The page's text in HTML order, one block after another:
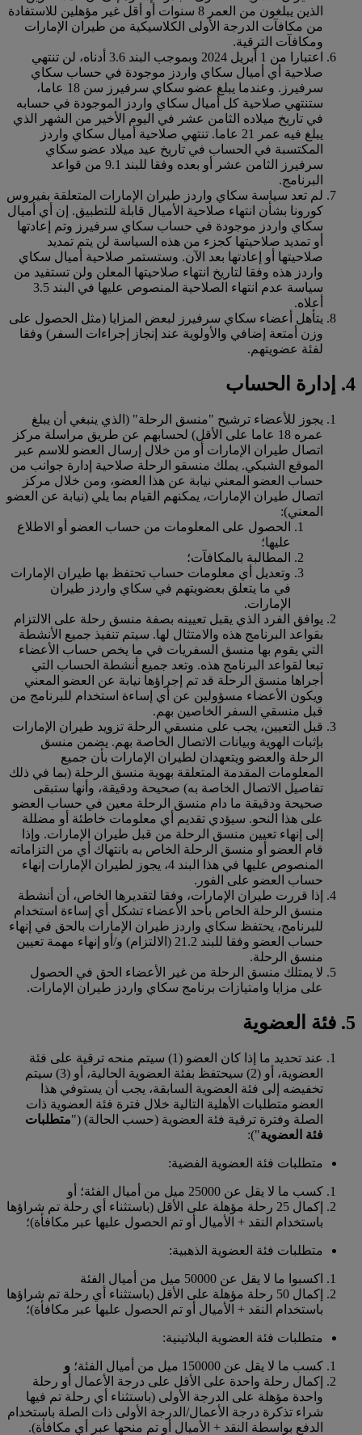
الذين يبلغون من العمر 8 سنوات أو أقل غير مؤهلين للاستفادة
من مكافآت الدرجة الأولى الكلاسيكية من طيران الإمارات
ومكافآت الترقية.
اعتبارا من 1 أبريل 2024 وبموجب البند 3.6 أدناه، لن تنتهي
صلاحية أي أميال سكاي واردز موجودة في حساب سكاي
سرفيرز. وعندما يبلغ عضو سكاي سرفيرز سن 18 عاما،
ستنتهي صلاحية كل أميال سكاي واردز الموجودة في حسابه
في تاريخ ميلاده الثامن عشر في اليوم الأخير من الشهر الذي
يبلغ فيه عمر 21 عاما. تنتهي صلاحية أميال سكاي واردز
المكتسبة في الحساب في تاريخ عيد ميلاد عضو سكاي
سرفيرز الثامن عشر أو بعده وفقا للبند 9.1 من قواعد
البرنامج.
لم تعد سياسة سكاي واردز طيران الإمارات المتعلقة بفيروس
كورونا بشأن انتهاء صلاحية الأميال قابلة للتطبيق. إن أي أميال
سكاي واردز موجودة في حساب سكاي سرفيرز وتم إعادتها
أو تمديد صلاحيتها كجزء من هذه السياسة لن يتم تمديد
صلاحيتها أو إعادتها بعد الآن. وستستمر صلاحية أميال سكاي
واردز هذه وفقا لتاريخ انتهاء صلاحيتها المعلن ولن تستفيد من
سياسة عدم انتهاء الصلاحية المنصوص عليها في البند 3.5
أعلاه.
يتأهل أعضاء سكاي سرفيرز لبعض المزايا (مثل الحصول على
وزن أمتعة إضافي والأولوية عند إنجاز إجراءات السفر) وفقا
لفئة عضويتهم.
4. إدارة الحساب
يجوز للأعضاء ترشيح "منسق الرحلة" (الذي ينبغي أن يبلغ
عمره 18 عاما على الأقل) لحسابهم عن طريق مراسلة مركز
اتصال طيران الإمارات أو من خلال إرسال العضو للاسم عبر
الموقع الشبكي. يملك منسقو الرحلة صلاحية إدارة جوانب من
حساب العضو المعني نيابة عن هذا العضو، ومن خلال مركز
اتصال طيران الإمارات، يمكنهم القيام بما يلي (نيابة عن العضو
المعني):
الحصول على المعلومات من حساب العضو أو الاطلاع
عليها؛
المطالبة بالمكافآت؛
وتعديل أي معلومات حساب تحتفظ بها طيران الإمارات
في ما يتعلق بعضويتهم في سكاي واردز طيران
الإمارات.
يوافق الفرد الذي يقبل تعيينه بصفة منسق رحلة على الالتزام
بقواعد البرنامج هذه والامتثال لها. سيتم تنفيذ جميع الأنشطة
التي يقوم بها منسق السفريات في ما يخص حساب الأعضاء
تبعا لقواعد البرنامج هذه. وتعد جميع أنشطة الحساب التي
أجراها منسق الرحلة قد تم إجراؤها نيابة عن العضو المعني
ويكون الأعضاء مسؤولين عن أي إساءة استخدام للبرنامج من
قبل منسقي السفر الخاصين بهم.
قبل التعيين، يجب على منسقي الرحلة تزويد طيران الإمارات
بإثبات الهوية وبيانات الاتصال الخاصة بهم. يضمن منسق
الرحلة والعضو ويتعهدان لطيران الإمارات بأن جميع
المعلومات المقدمة المتعلقة بهوية منسق الرحلة (بما في ذلك
تفاصيل الاتصال الخاصة به) صحيحة ودقيقة، وأنها ستبقى
صحيحة ودقيقة ما دام منسق الرحلة معين في حساب العضو
على هذا النحو. سيؤدي تقديم أي معلومات خاطئة أو مضللة
إلى إنهاء تعيين منسق الرحلة من قبل طيران الإمارات. وإذا
قام العضو أو منسق الرحلة الخاص به بانتهاك أي من التزاماته
المنصوص عليها في هذا البند 4، يجوز لطيران الإمارات إنهاء
حساب العضو على الفور.
إذا قررت طيران الإمارات، وفقا لتقديرها الخاص، أن أنشطة
منسق الرحلة الخاص بأحد الأعضاء تشكل أي إساءة استخدام
للبرنامج، يحتفظ سكاي واردز طيران الإمارات بالحق في إنهاء
حساب العضو وفقا للبند 21.2 (الالتزام) و/أو إنهاء مهمة تعيين
منسق الرحلة.
لا يمتلك منسق الرحلة من غير الأعضاء الحق في الحصول
على مزايا وامتيازات برنامج سكاي واردز طيران الإمارات.
5. فئة العضوية
عند تحديد ما إذا كان العضو (1) سيتم منحه ترقية على فئة
العضوية، أو (2) سيحتفظ بفئة العضوية الحالية، أو (3) سيتم
تخفيضه إلى فئة العضوية السابقة، يجب أن يستوفي هذا
العضو متطلبات الأهلية التالية خلال فترة فئة العضوية ذات
الصلة وفترة ترقية فئة العضوية (حسب الحالة) ("متطلبات
فئة العضوية"):
متطلبات فئة العضوية الفضية:
كسب ما لا يقل عن 25000 ميل من أميال الفئة؛ أو
إكمال 25 رحلة مؤهلة على الأقل (باستثناء أي رحلة تم شراؤها
باستخدام النقد + الأميال أو تم الحصول عليها عبر مكافأة)؛
متطلبات فئة العضوية الذهبية:
اكسبوا ما لا يقل عن 50000 ميل من أميال الفئة
إكمال 50 رحلة مؤهلة على الأقل (باستثناء أي رحلة تم شراؤها
باستخدام النقد + الأميال أو تم الحصول عليها عبر مكافأة)؛
متطلبات فئة العضوية البلاتينية:
كسب ما لا يقل عن 150000 ميل من أميال الفئة؛
و
إكمال رحلة واحدة على الأقل على درجة الأعمال أو رحلة
واحدة مؤهلة على الدرجة الأولى (باستثناء أي رحلة تم فيها
شراء تذكرة درجة الأعمال/الدرجة الأولى ذات الصلة باستخدام
الدفع بواسطة النقد + الأميال أو تم منحها عبر أي مكافأة).